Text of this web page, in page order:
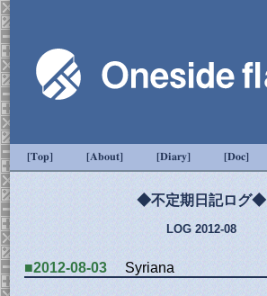
[Top] [About] [Diary] [Doc]
◆不定期日記ログ◆
LOG 2012-08
■2012-08-03 Syriana